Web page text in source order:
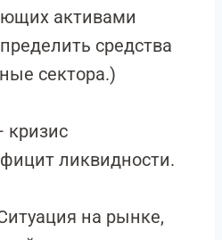
активами
средства
сектора.)
кризис
ликвидности.
на рынке,